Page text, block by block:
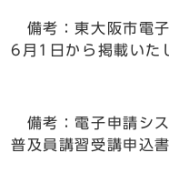
備考：東大阪市電
6月1日から掲載いた
備考：電子申請シ
普及員講習受講申込